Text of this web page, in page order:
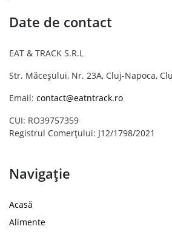
Date de contact
EAT & TRACK S.R.L
Str. Măceșului, Nr. 23A, Cluj-Napoca,
Email: contact@eatntrack.ro
CUI: RO39757359
Registrul Comerțului: J12/1798/2021
Navigație
Acasă
Alimente